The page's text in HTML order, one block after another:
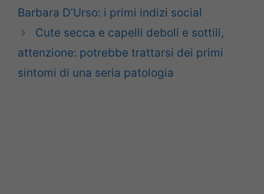
Barbara D’Urso: i primi indizi social
Cute secca e capelli deboli e sottili,
attenzione: potrebbe trattarsi dei primi
sintomi di una seria patologia